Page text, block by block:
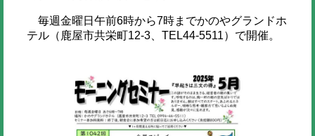
毎週金曜日午前6時から7時までかのやグランドホ
テル（鹿屋市共栄町12-3、TEL44-5511）で開催。